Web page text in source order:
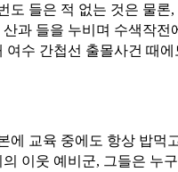
도 들은 적 없는 것은 물론,
과 들을 누비며 수색작전
여수 간첩선 출몰사건 때에
에 교육 중에도 항상 밥먹
이웃 예비군, 그들은 누